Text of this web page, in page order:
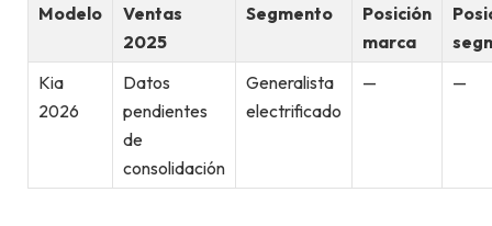
Modelo
Ventas
2025
Segmento
Posición
marca
Kia
2026
Datos
pendientes
de
consolidación
Generalista
electrificado
— —